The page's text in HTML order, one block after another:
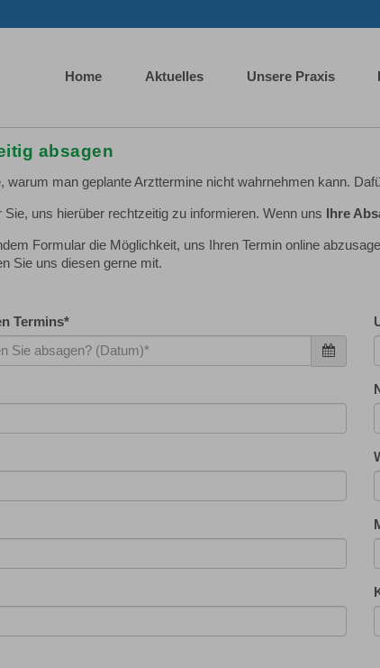
Home Aktuelles Unsere Praxis
absagen
warum man geplante Arzttermine nicht wahrnehmen kann.
Sie, uns hierüber rechtzeitig zu informieren. Wenn uns Ihre
Formular die Möglichkeit, uns Ihren Termin online
Sie uns diesen gerne mit.
Termins*